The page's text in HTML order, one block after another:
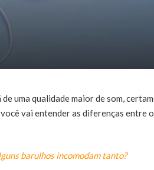
uma qualidade maior de som,
vai entender as diferenças entre
barulhos incomodam tanto?